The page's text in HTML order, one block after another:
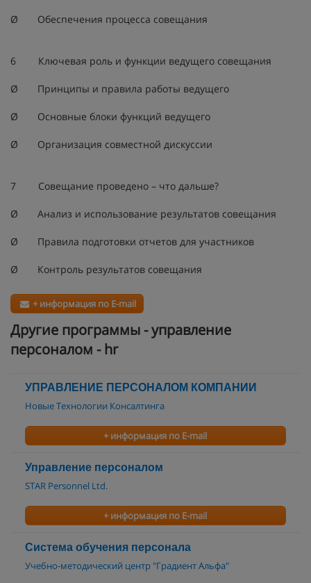
Ø Обеспечения процесса совещания
6 Ключевая роль и функции ведущего совещания
Ø Принципы и правила работы ведущего
Ø Основные блоки функций ведущего
Ø Организация совместной дискуссии
7 Совещание проведено – что дальше?
Ø Анализ и использование результатов совещания
Ø Правила подготовки отчетов для участников
Ø Контроль результатов совещания
+ информация по E-mail
Другие программы - управление
персоналом - hr
УПРАВЛЕНИЕ ПЕРСОНАЛОМ КОМПАНИИ
Новые Технологии Консалтинга
+ информация по E-mail
Управление персоналом
STAR Personnel Ltd.
+ информация по E-mail
Система обучения персонала
Учебно-методический центр "Градиент Альфа"